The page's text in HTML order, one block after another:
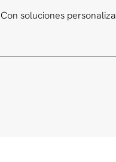
Con soluciones